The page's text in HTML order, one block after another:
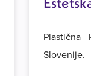
Slovenije.